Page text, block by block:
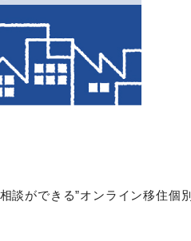
談ができる”オンライン移住個別